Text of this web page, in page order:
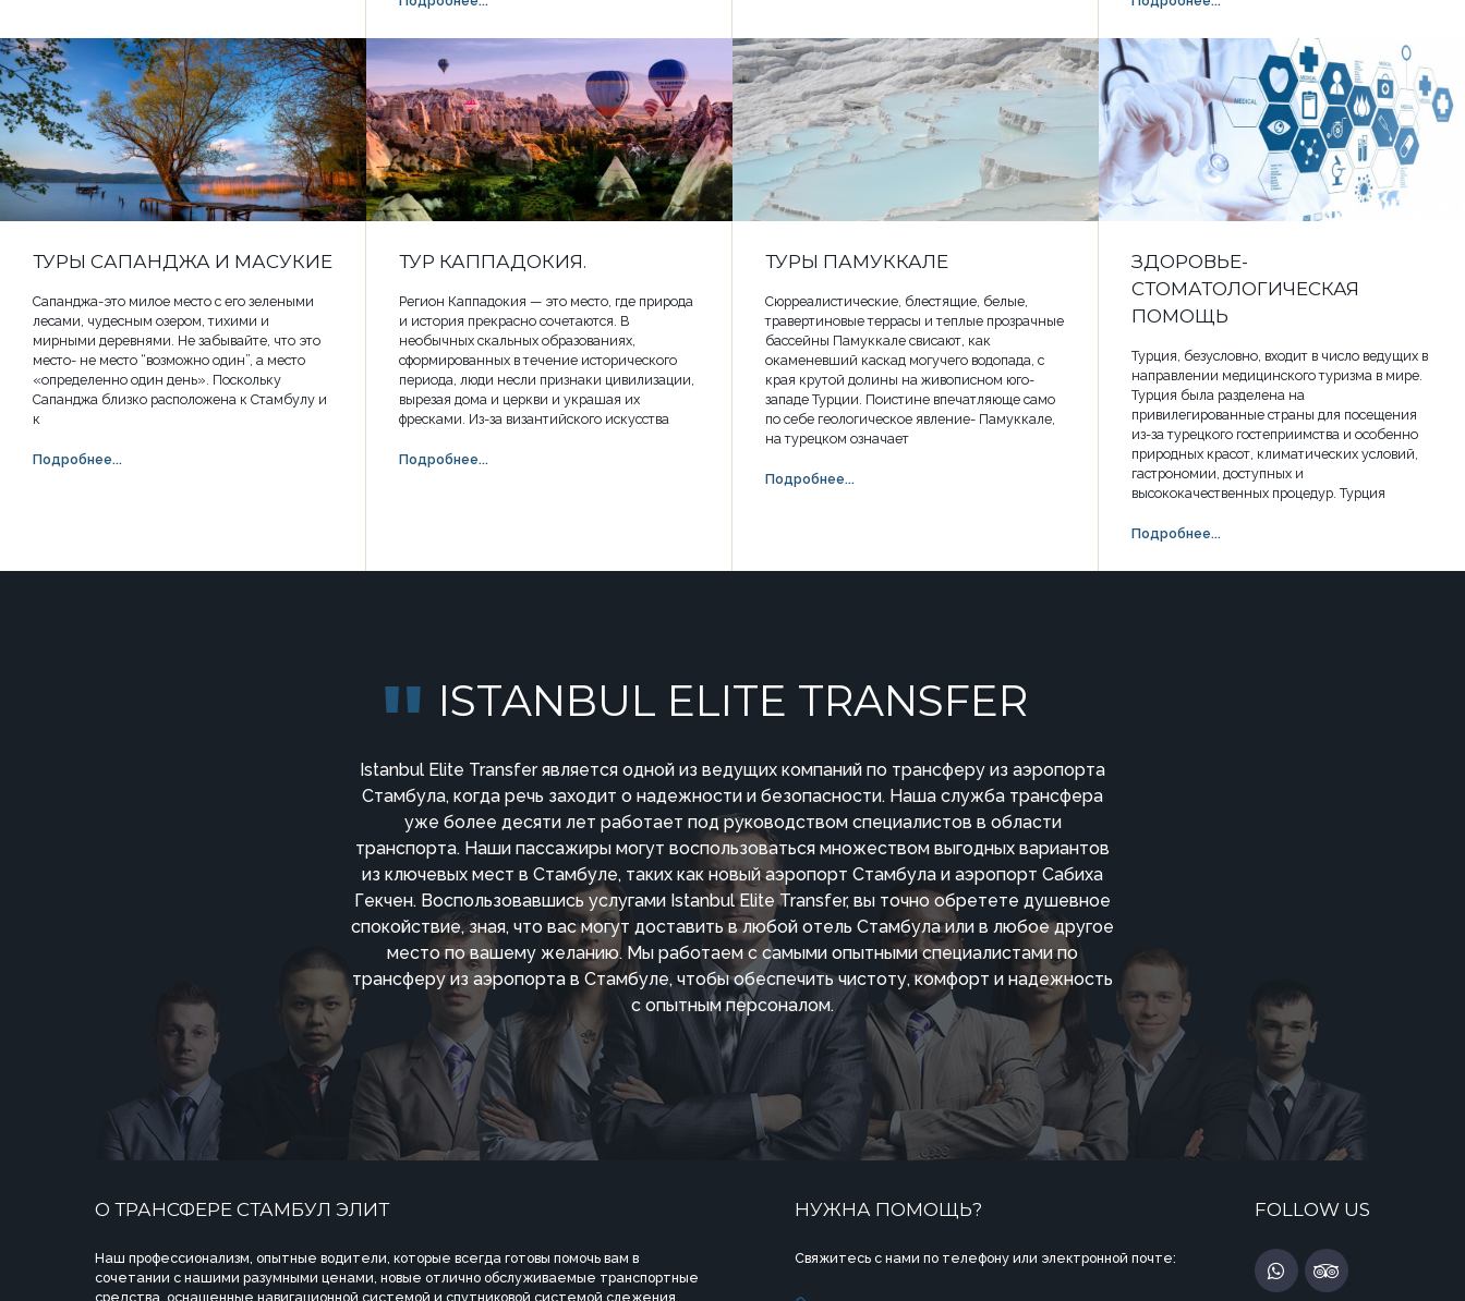
ТУРЫ САПАНДЖА И МАСУКИЕ
Сапанджа-это милое место с его зелеными
лесами, чудесным озером, тихими и
мирными деревнями. Не забывайте, что это
место- не место “возможно один”, а место
«определенно один день». Поскольку
Сапанджа близко расположена к Стамбулу и
к
Подробнее...
ТУР КАППАДОКИЯ.
Регион Каппадокия — это место, где природа
и история прекрасно сочетаются. В
необычных скальных образованиях,
сформированных в течение исторического
периода, люди несли признаки цивилизации,
вырезая дома и церкви и украшая их
фресками. Из-за византийского искусства
Подробнее...
ТУРЫ ПАМУККАЛЕ
Сюрреалистические, блестящие, белые,
травертиновые террасы и теплые прозрачные
бассейны Памуккале свисают, как
окаменевший каскад могучего водопада, с
края крутой долины на живописном юго-
западе Турции. Поистине впечатляюще само
по себе геологическое явление- Памуккале,
на турецком означает
Подробнее...
ЗДОРОВЬЕ-
СТОМАТОЛОГИЧЕСКАЯ
ПОМОЩЬ
Турция, безусловно, входит в число ведущих в
направлении медицинского туризма в мире.
Турция была разделена на
привилегированные страны для посещения
из-за турецкого гостеприимства и особенно
природных красот, климатических условий,
гастрономии, доступных и
высококачественных процедур. Турция
Подробнее...
ISTANBUL ELITE TRANSFER
Istanbul Elite Transfer является одной из ведущих компаний по трансферу из аэропорта
Стамбула, когда речь заходит о надежности и безопасности. Наша служба трансфера
уже более десяти лет работает под руководством специалистов в области
транспорта. Наши пассажиры могут воспользоваться множеством выгодных вариантов
из ключевых мест в Стамбуле, таких как новый аэропорт Стамбула и аэропорт Сабиха
Гекчен. Воспользовавшись услугами Istanbul Elite Transfer, вы точно обретете душевное
спокойствие, зная, что вас могут доставить в любой отель Стамбула или в любое другое
место по вашему желанию. Мы работаем с самыми опытными специалистами по
трансферу из аэропорта в Стамбуле, чтобы обеспечить чистоту, комфорт и надежность
с опытным персоналом.
О ТРАНСФЕРЕ СТАМБУЛ ЭЛИТ
Наш профессионализм, опытные водители, которые всегда готовы помочь вам в
сочетании с нашими разумными ценами, новые отлично обслуживаемые транспортные
средства, оснащенные навигационной системой и спутниковой системой слежения,
НУЖНА ПОМОЩЬ?
Свяжитесь с нами по телефону или электронной почте:
FOLLOW US